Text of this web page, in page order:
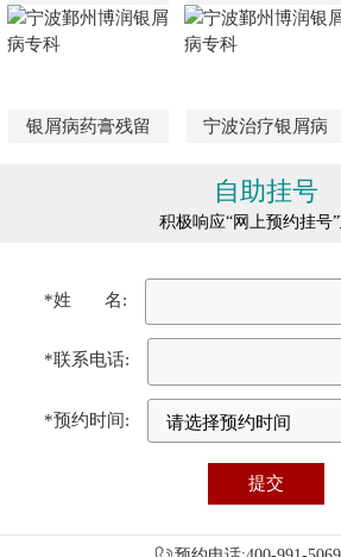
银屑病药膏残留 宁波治疗银屑病
自助挂号
积极响应“网上预约挂号
*姓 名:
*联系电话:
*预约时间: